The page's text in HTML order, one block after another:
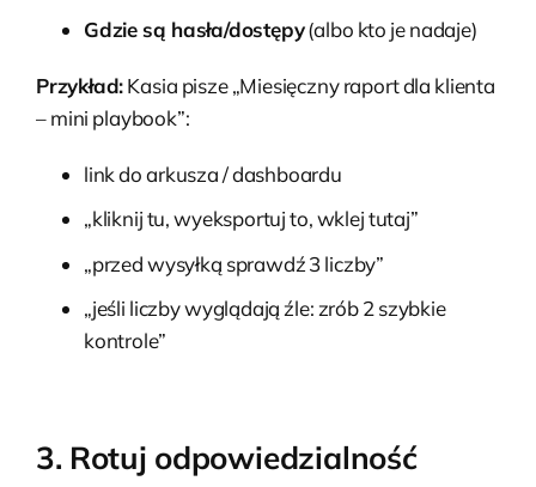
Gdzie są hasła/dostępy(albo kto je nadaje)
Przykład:Kasia pisze „Miesięczny raport dla klienta
– mini playbook”:
link do arkusza / dashboardu
„kliknij tu, wyeksportuj to, wklej tutaj”
„przed wysyłką sprawdź 3 liczby”
„jeśli liczby wyglądają źle: zrób 2 szybkie
kontrole”
3. Rotuj odpowiedzialność